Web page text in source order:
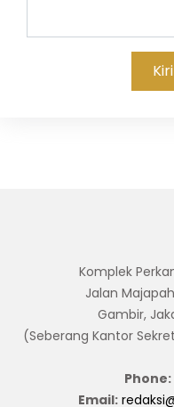
Komplek
Jalan
Gambir,
(Seberang Kantor
Phone:
Email: